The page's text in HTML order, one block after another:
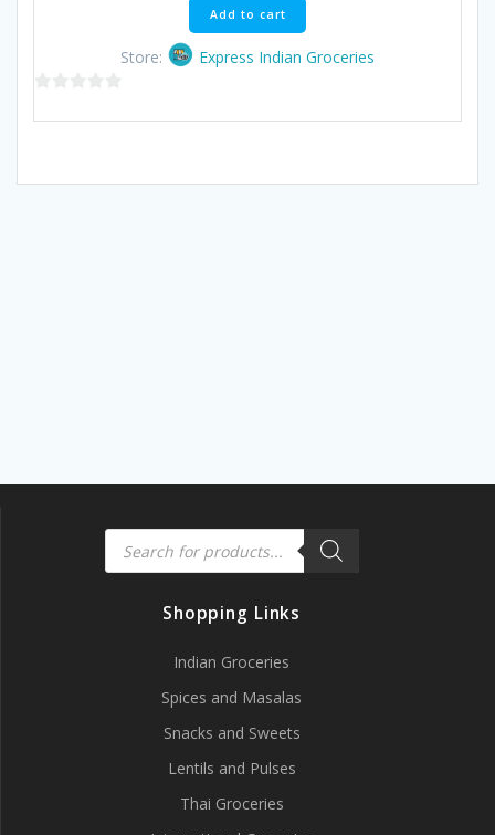
Add to cart
Store: Express Indian Groceries
Products
search
Shopping Links
Indian Groceries
Spices and Masalas
Snacks and Sweets
Lentils and Pulses
Thai Groceries